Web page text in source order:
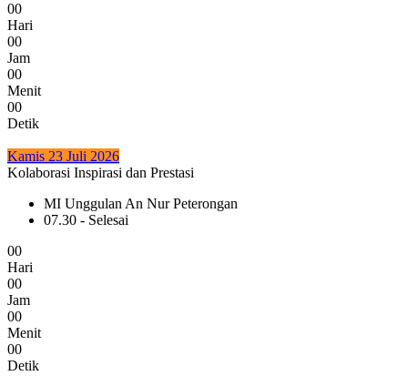
00
Hari
00
Jam
00
Menit
00
Detik
Kamis 23 Juli 2026
Kolaborasi Inspirasi dan Prestasi
MI Unggulan An Nur Peterongan
07.30 - Selesai
00
Hari
00
Jam
00
Menit
00
Detik